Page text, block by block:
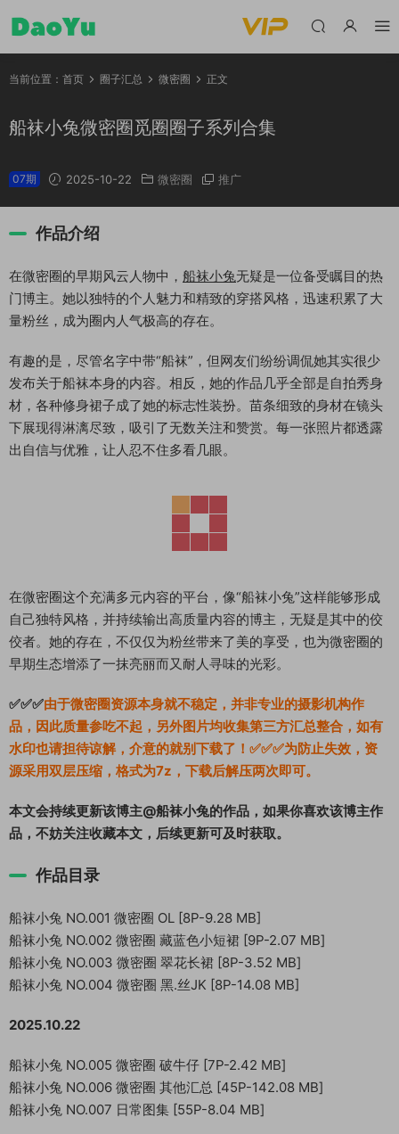
当前位置： 首页 圈子汇总 微密圈 正文
船袜小兔微密圈觅圈圈子系列合集
07期 2025-10-22 微密圈 推广
作品介绍
在微密圈的早期风云人物中， 船袜小兔无疑是一位备受瞩目的热
门博主。她以独特的个人魅力和精致的穿搭风格，迅速积累了大
量粉丝，成为圈内人气极高的存在。
有趣的是，尽管名字中带“船袜”，但网友们纷纷调侃她其实很少
发布关于船袜本身的内容。相反，她的作品几乎全部是自拍秀身
材，各种修身裙子成了她的标志性装扮。苗条细致的身材在镜头
下展现得淋漓尽致，吸引了无数关注和赞赏。每一张照片都透露
出自信与优雅，让人忍不住多看几眼。
在微密圈这个充满多元内容的平台，像“船袜小兔”这样能够形成
自己独特风格，并持续输出高质量内容的博主，无疑是其中的佼
佼者。她的存在，不仅仅为粉丝带来了美的享受，也为微密圈的
早期生态增添了一抹亮丽而又耐人寻味的光彩。
✅✅✅由于微密圈资源本身就不稳定，并非专业的摄影机构作
品，因此质量参吃不起，另外图片均收集第三方汇总整合，如有
水印也请担待谅解，介意的就别下载了！✅✅✅为防止失效，资
源采用双层压缩，格式为7z，下载后解压两次即可。
本文会持续更新该博主@船袜小兔的作品，如果你喜欢该博主作
品，不妨关注收藏本文，后续更新可及时获取。
作品目录
船袜小兔 NO.001 微密圈 OL [8P-9.28 MB]
船袜小兔 NO.002 微密圈 藏蓝色小短裙 [9P-2.07 MB]
船袜小兔 NO.003 微密圈 翠花长裙 [8P-3.52 MB]
船袜小兔 NO.004 微密圈 黑.丝JK [8P-14.08 MB]
2025.10.22
船袜小兔 NO.005 微密圈 破牛仔 [7P-2.42 MB]
船袜小兔 NO.006 微密圈 其他汇总 [45P-142.08 MB]
船袜小兔 NO.007 日常图集 [55P-8.04 MB]